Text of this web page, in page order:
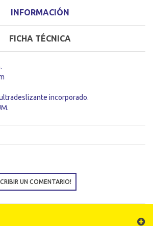
INFORMACIÓN
FICHA TÉCNICA
incorporado.
UN COMENTARIO!